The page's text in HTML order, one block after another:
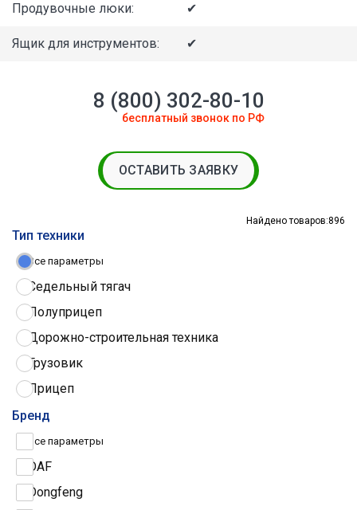
Найдено товаров:896
Тип техники
Все параметры
Седельный тягач
Полуприцеп
Дорожно-строительная техника
Грузовик
Прицеп
Трактор
Грузовые шины
Бренд
Все параметры
DAF
Dongfeng
Продувочные люки: ✔
Ящик для инструментов: ✔
8 (800) 302-80-10
бесплатный звонок по РФ
ОСТАВИТЬ ЗАЯВКУ